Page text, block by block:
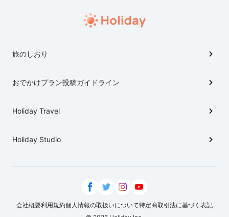
旅のしおり
おでかけプラン投稿ガイドライン
Holiday Travel
Holiday Studio
会社概要利用規約個人情報の取扱いについて特定商取引法に基づく表記